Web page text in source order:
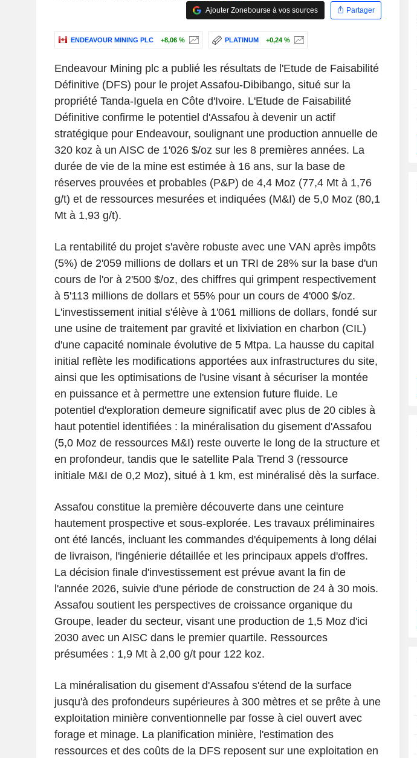
Ajouter Zonebourse à vos sources
Partager
ENDEAVOUR MINING PLC +8,06 % PLATINUM +0,24 %
Endeavour Mining plc a publié les résultats de l'Etude de Faisabilité
Définitive (DFS) pour le projet Assafou-Dibibango, situé sur la
propriété Tanda-Iguela en Côte d'Ivoire. L'Etude de Faisabilité
Définitive confirme le potentiel d'Assafou à devenir un actif
stratégique pour Endeavour, soulignant une production annuelle de
320 koz à un AISC de 1'026 $/oz sur les 8 premières années. La
durée de vie de la mine est estimée à 16 ans, sur la base de
réserves prouvées et probables (P&P) de 4,4 Moz (77,4 Mt à 1,76
g/t) et de ressources mesurées et indiquées (M&I) de 5,0 Moz (80,1
Mt à 1,93 g/t).
La rentabilité du projet s'avère robuste avec une VAN après impôts
(5%) de 2'059 millions de dollars et un TRI de 28% sur la base d'un
cours de l'or à 2'500 $/oz, des chiffres qui grimpent respectivement
à 5'113 millions de dollars et 55% pour un cours de 4'000 $/oz.
L'investissement initial s'élève à 1'061 millions de dollars, fondé sur
une usine de traitement par gravité et lixiviation en charbon (CIL)
d'une capacité nominale évolutive de 5 Mtpa. La hausse du capital
initial reflète les modifications apportées aux infrastructures du site,
ainsi que les optimisations de l'usine visant à sécuriser la montée
en puissance et à permettre une extension future fluide. Le
potentiel d'exploration demeure significatif avec plus de 20 cibles à
haut potentiel identifiées : la minéralisation du gisement d'Assafou
(5,0 Moz de ressources M&I) reste ouverte le long de la structure et
en profondeur, tandis que le satellite Pala Trend 3 (ressource
initiale M&I de 0,2 Moz), situé à 1 km, est minéralisé dès la surface.
Assafou constitue la première découverte dans une ceinture
hautement prospective et sous-explorée. Les travaux préliminaires
ont été lancés, incluant les commandes d'équipements à long délai
de livraison, l'ingénierie détaillée et les principaux appels d'offres.
La décision finale d'investissement est prévue avant la fin de
l'année 2026, suivie d'une période de construction de 24 à 30 mois.
Assafou soutient les perspectives de croissance organique du
Groupe, leader du secteur, visant une production de 1,5 Moz d'ici
2030 avec un AISC dans le premier quartile. Ressources
présumées : 1,9 Mt à 2,00 g/t pour 122 koz.
La minéralisation du gisement d'Assafou s'étend de la surface
jusqu'à des profondeurs supérieures à 300 mètres et se prête à une
exploitation minière conventionnelle par fosse à ciel ouvert avec
forage et minage. La planification minière, l'estimation des
ressources et des coûts de la DFS reposent sur une exploitation en